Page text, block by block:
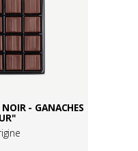
- GANACHES